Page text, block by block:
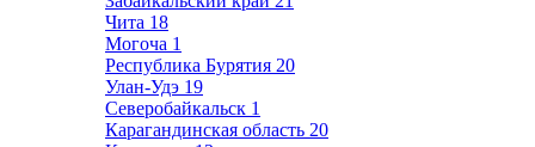
Чита 18
Могоча 1
Республика Бурятия 20
Улан-Удэ 19
Северобайкальск 1
Карагандинская область 20